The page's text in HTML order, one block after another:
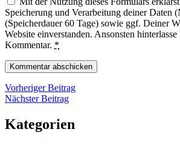
Speicherung und Verarbeitung deiner Daten
(Speicherdauer 60 Tage) sowie ggf. Deiner
Website einverstanden. Ansonsten
Kommentar. *
Beitragsnavigation
Vorheriger BeitragVorheriger
Nächster BeitragNächster
Kategorien